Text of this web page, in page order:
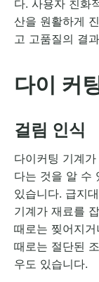
다. 사용자 친화
산을 원활하게
고 고품질의 결
다이 커
걸림 인식
다이커팅 기계
다는 것을 알 수
있습니다. 급지
기계가 재료를
때로는 찢어지
때로는 절단된
우도 있습니다.